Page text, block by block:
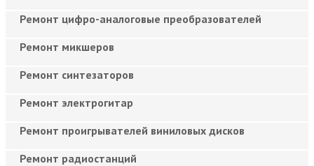
Ремонт цифро-аналоговые преобразователей
Ремонт микшеров
Ремонт синтезаторов
Ремонт электрогитар
Ремонт проигрывателей виниловых дисков
Ремонт радиостанций